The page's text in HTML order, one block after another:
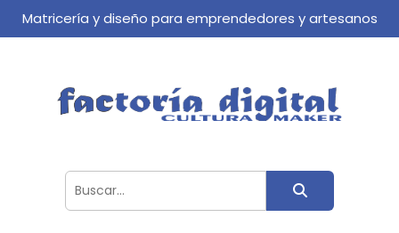
Matricería y diseño para emprendedores y artesanos